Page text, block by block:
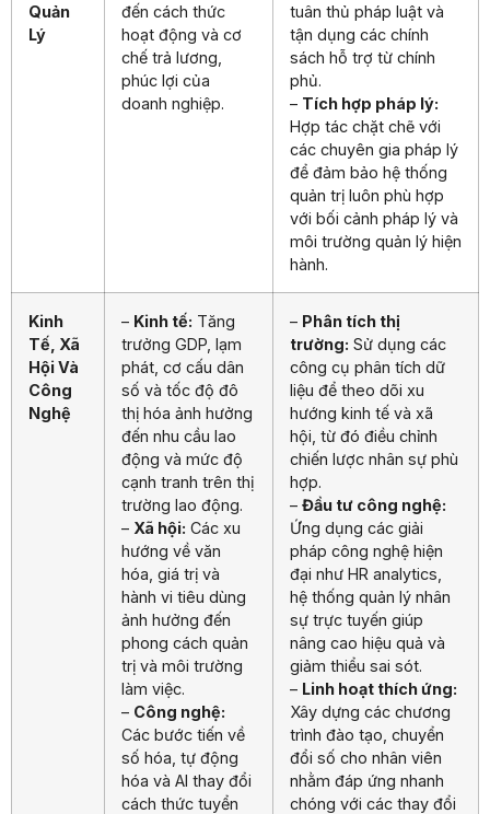
Quản
Lý
đến cách thức
hoạt động và cơ
chế trả lương,
phúc lợi của
doanh nghiệp.
tuân thủ pháp luật và
tận dụng các chính
sách hỗ trợ từ chính
phủ.
– Tích hợp pháp lý:
Hợp tác chặt chẽ với
các chuyên gia pháp lý
để đảm bảo hệ thống
quản trị luôn phù hợp
với bối cảnh pháp lý và
môi trường quản lý hiện
hành.
Kinh
Tế, Xã
Hội Và
Công
Nghệ
– Kinh tế: Tăng
trưởng GDP, lạm
phát, cơ cấu dân
số và tốc độ đô
thị hóa ảnh hưởng
đến nhu cầu lao
động và mức độ
cạnh tranh trên thị
trường lao động.
– Xã hội: Các xu
hướng về văn
hóa, giá trị và
hành vi tiêu dùng
ảnh hưởng đến
phong cách quản
trị và môi trường
làm việc.
– Công nghệ:
Các bước tiến về
số hóa, tự động
hóa và AI thay đổi
cách thức tuyển
– Phân tích thị
trường: Sử dụng các
công cụ phân tích dữ
liệu để theo dõi xu
hướng kinh tế và xã
hội, từ đó điều chỉnh
chiến lược nhân sự phù
hợp.
– Đầu tư công nghệ:
Ứng dụng các giải
pháp công nghệ hiện
đại như HR analytics,
hệ thống quản lý nhân
sự trực tuyến giúp
nâng cao hiệu quả và
giảm thiểu sai sót.
– Linh hoạt thích ứng:
Xây dựng các chương
trình đào tạo, chuyển
đổi số cho nhân viên
nhằm đáp ứng nhanh
chóng với các thay đổi